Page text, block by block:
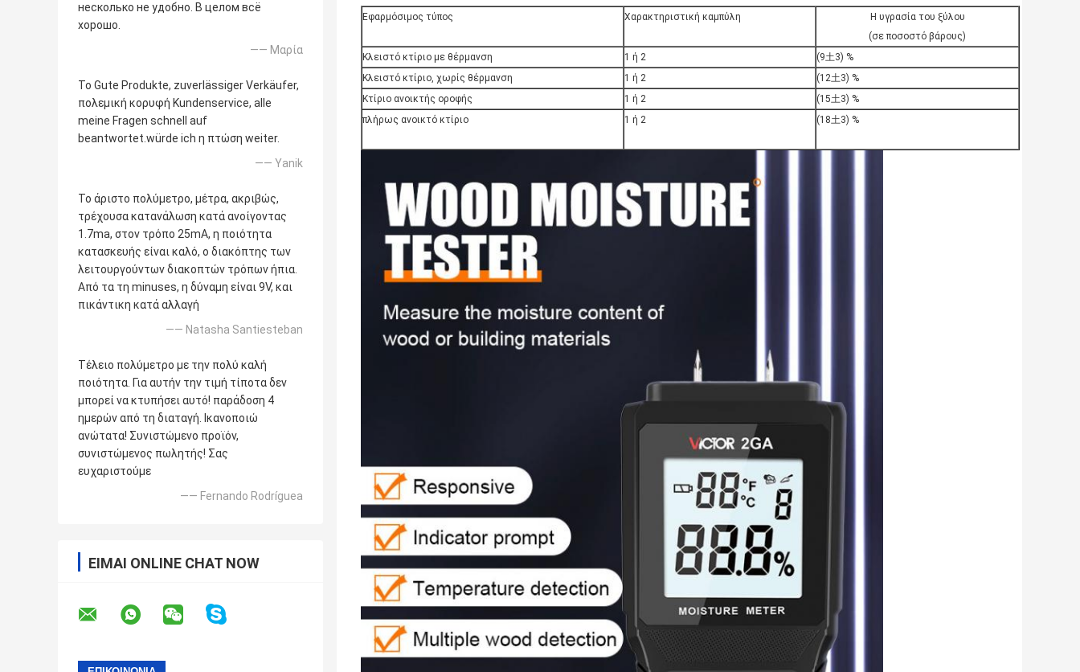
несколько не удобно. В целом всё
хорошо.
—— Μαρία
Το Gute Produkte, zuverlässiger Verkäufer,
πολεμική κορυφή Kundenservice, alle
meine Fragen schnell auf
beantwortet.würde ich η πτώση weiter.
—— Yanik
Το άριστο πολύμετρο, μέτρα, ακριβώς,
τρέχουσα κατανάλωση κατά ανοίγοντας
1.7ma, στον τρόπο 25mA, η ποιότητα
κατασκευής είναι καλό, ο διακόπτης των
λειτουργούντων διακοπτών τρόπων ήπια.
Από τα τη minuses, η δύναμη είναι 9V, και
πικάντικη κατά αλλαγή
—— Natasha Santiesteban
Τέλειο πολύμετρο με την πολύ καλή
ποιότητα. Για αυτήν την τιμή τίποτα δεν
μπορεί να κτυπήσει αυτό! παράδοση 4
ημερών από τη διαταγή. Ικανοποιώ
ανώτατα! Συνιστώμενο προϊόν,
συνιστώμενος πωλητής! Σας
ευχαριστούμε
—— Fernando Rodríguea
ΕΊΜΑΙ ONLINE CHAT NOW
Εφαρμόσιμος τύπος Χαρακτηριστική καμπύλη
Η υγρασία του ξύλου
(σε ποσοστό βάρους)
Κλειστό κτίριο με θέρμανση
1 ή 2
(9土3) %
Κλειστό κτίριο, χωρίς θέρμανση
1 ή 2
(12土3) %
Κτίριο ανοικτής οροφής
1 ή 2
(15土3) %
πλήρως ανοικτό κτίριο
1 ή 2 (18土3) %